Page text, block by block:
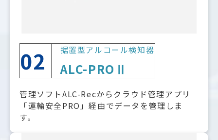
02 据置型アルコール検知器
ALC-PROⅡ
管理ソフトALC-Recからクラウド管理アプリ
「運輸安全PRO」経由でデータを管理しま
す。